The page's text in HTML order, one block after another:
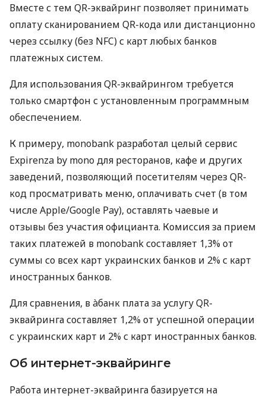
Вместе с тем QR-эквайринг позволяет принимать
оплату сканированием QR-кода или дистанционно
через ссылку (без NFC) с карт любых банков
платежных систем.
Для использования QR-эквайрингом требуется
только смартфон с установленным программным
обеспечением.
К примеру, monobank разработал целый сервис
Expirenza by mono для ресторанов, кафе и других
заведений, позволяющий посетителям через QR-
код просматривать меню, оплачивать счет (в том
числе Apple/Google Pay), оставлять чаевые и
отзывы без участия официанта. Комиссия за прием
таких платежей в monobank составляет 1,3% от
суммы со всех карт украинских банков и 2% с карт
иностранных банков.
Для сравнения, в àбанк плата за услугу QR-
эквайринга составляет 1,2% от успешной операции
с украинских карт и 2% с карт иностранных банков.
Об интернет-эквайринге
Работа интернет-эквайринга базируется на